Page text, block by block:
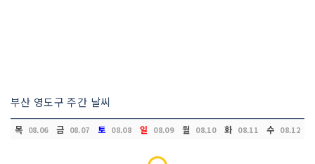
부산 영도구 주간 날씨
목 08.06 금 08.07 토 08.08 일 08.09 월 08.10 화 08.11 수 08.12